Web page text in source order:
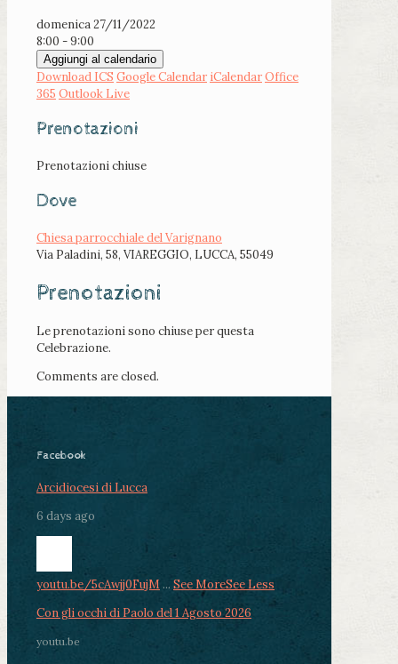
domenica 27/11/2022
8:00 - 9:00
Aggiungi al calendario
Download ICS Google Calendar iCalendarOffice
365 Outlook Live
Prenotazioni
Prenotazioni chiuse
Dove
Chiesa parrocchiale del Varignano
Via Paladini, 58, VIAREGGIO, LUCCA, 55049
Prenotazioni
Le prenotazioni sono chiuse per questa
Celebrazione.
Comments are closed.
Facebook
Arcidiocesi di Lucca
6 days ago
youtu.be/5cAwjj0FujM ... See MoreSee Less
Con gli occhi di Paolo del 1 Agosto 2026
youtu.be